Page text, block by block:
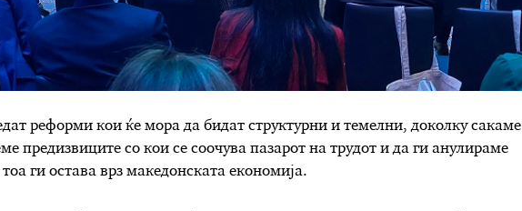
реформи кои ќе мора да бидат структурни и темелни, доколку сакаме
предизвиците со кои се соочува пазарот на трудот и да ги анулираме
ги остава врз македонската економија.